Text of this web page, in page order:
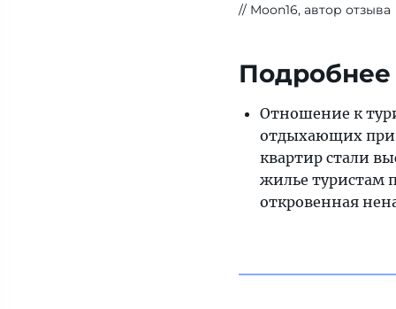
Moon16, автор отзыва
Отношение к
отдыхающих
квартир стали
жилье туристам
откровенная